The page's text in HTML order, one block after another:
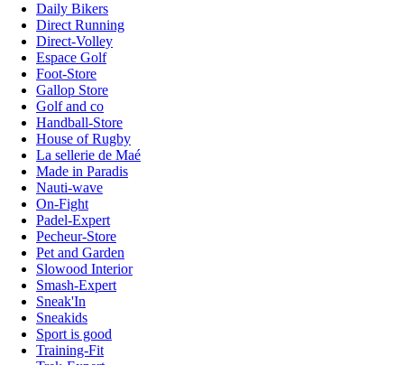
Daily Bikers
Direct Running
Direct-Volley
Espace Golf
Foot-Store
Gallop Store
Golf and co
Handball-Store
House of Rugby
La sellerie de Maé
Made in Paradis
Nauti-wave
On-Fight
Padel-Expert
Pecheur-Store
Pet and Garden
Slowood Interior
Smash-Expert
Sneak'In
Sneakids
Sport is good
Training-Fit